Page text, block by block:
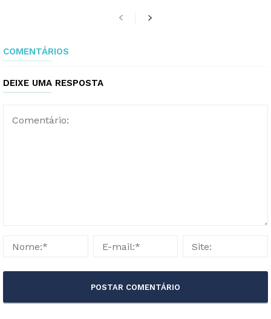
COMENTÁRIOS
DEIXE UMA RESPOSTA